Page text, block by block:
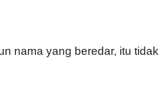
nama yang beredar, itu tidak